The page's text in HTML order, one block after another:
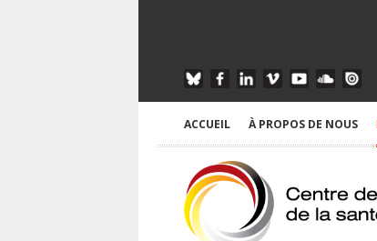
ACCUEIL À PROPOS DE NOUS